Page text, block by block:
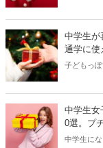
フトアイ
ら1万円程
気のよう
中学生が
通学に使
子どもっ
し大人び
なギフト
中学生女
0選。プ
中学生に